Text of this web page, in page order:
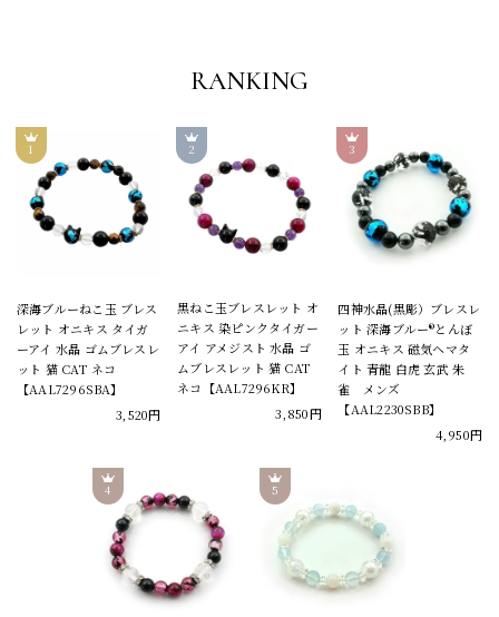
RANKING
深海ブルーねこ玉 ブレス
レット オニキス タイガ
ーアイ 水晶 ゴムブレスレ
ット 猫 CAT ネコ
【AAL7296SBA】
3,520円
黒ねこ玉ブレスレット オ
ニキス 染ピンクタイガー
アイ アメジスト 水晶 ゴ
ムブレスレット 猫 CAT
ネコ【AAL7296KR】
3,850円
四神水晶(黒彫）ブレスレ
ット 深海ブルー®とんぼ
玉 オニキス 磁気ヘマタ
イト 青龍 白虎 玄武 朱
雀 メンズ
【AAL2230SBB】
4,950円